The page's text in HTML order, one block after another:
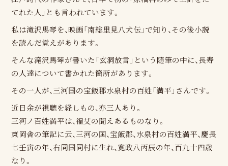
てれた人」とも言われています。
私は滝沢馬琴を、映画「南総里見八犬伝」で知り、その後小説
を読んだ覚えがあります。
そんな滝沢馬琴が書いた「玄洞放言」という随筆の中に、長寿
の人達について書かれた箇所があります。
その一人が、三河国の宝飯郡水泉村の百姓「満平」さんです。
近日余が視聴を経しもの、亦三人あり。
三河ノ百姓満平は、福艾の聞えあるものなり。
東岡舎の筆記に云、三河の国、宝飯郡、水泉村の百姓満平、慶長
七壬寅の年、右同国同村に生れ、寛政八丙辰の年、百九十四歳
なり。